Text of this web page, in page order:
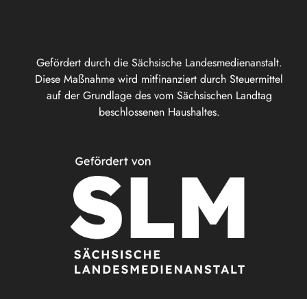
Gefördert durch die Sächsische Landesmedienanstalt.
Diese Maßnahme wird mitfinanziert durch Steuermittel
auf der Grundlage des vom Sächsischen Landtag
beschlossenen Haushaltes.